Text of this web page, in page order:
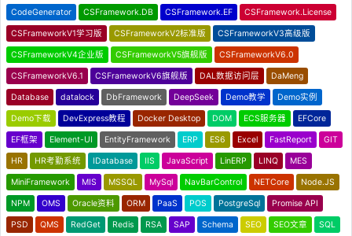
CodeGenerator CSFramework.DB CSFramework.EF CSFramework.License
CSFrameworkV1学习版 CSFrameworkV2标准版 CSFrameworkV3高级版
CSFrameworkV4企业版 CSFrameworkV5旗舰版 CSFrameworkV6.0
CSFrameworkV6.1 CSFrameworkV6旗舰版 DAL数据访问层 DaMeng
Database datalock DbFramework DeepSeek Demo教学 Demo实例
Demo下载 DevExpress教程 Docker Desktop DOM ECS服务器 EFCore
EF框架 Element-UI EntityFramework ERP ES6 Excel FastReport GIT
HR HR考勤系统 IDatabase IIS JavaScript LinERP LINQ MES
MiniFramework MIS MSSQL MySql NavBarControl NETCore Node.JS
NPM OMS Oracle资料 ORM PaaS POS PostgreSql Promise API
PSD QMS RedGet Redis RSA SAP Schema SEO SEO文章 SQL